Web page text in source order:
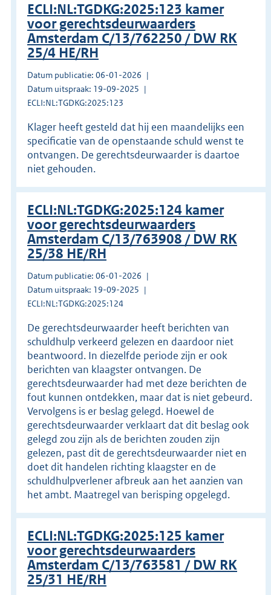
ECLI:NL:TGDKG:2025:123 kamer
voor gerechtsdeurwaarders
Amsterdam C/13/762250 / DW RK
25/4 HE/RH
Datum publicatie: 06-01-2026
Datum uitspraak: 19-09-2025
ECLI:NL:TGDKG:2025:123
Klager heeft gesteld dat hij een maandelijks een
specificatie van de openstaande schuld wenst te
ontvangen. De gerechtsdeurwaarder is daartoe
niet gehouden.
ECLI:NL:TGDKG:2025:124 kamer
voor gerechtsdeurwaarders
Amsterdam C/13/763908 / DW RK
25/38 HE/RH
Datum publicatie: 06-01-2026
Datum uitspraak: 19-09-2025
ECLI:NL:TGDKG:2025:124
De gerechtsdeurwaarder heeft berichten van
schuldhulp verkeerd gelezen en daardoor niet
beantwoord. In diezelfde periode zijn er ook
berichten van klaagster ontvangen. De
gerechtsdeurwaarder had met deze berichten de
fout kunnen ontdekken, maar dat is niet gebeurd.
Vervolgens is er beslag gelegd. Hoewel de
gerechtsdeurwaarder verklaart dat dit beslag ook
gelegd zou zijn als de berichten zouden zijn
gelezen, past dit de gerechtsdeurwaarder niet en
doet dit handelen richting klaagster en de
schuldhulpverlener afbreuk aan het aanzien van
het ambt. Maatregel van berisping opgelegd.
ECLI:NL:TGDKG:2025:125 kamer
voor gerechtsdeurwaarders
Amsterdam C/13/763581 / DW RK
25/31 HE/RH